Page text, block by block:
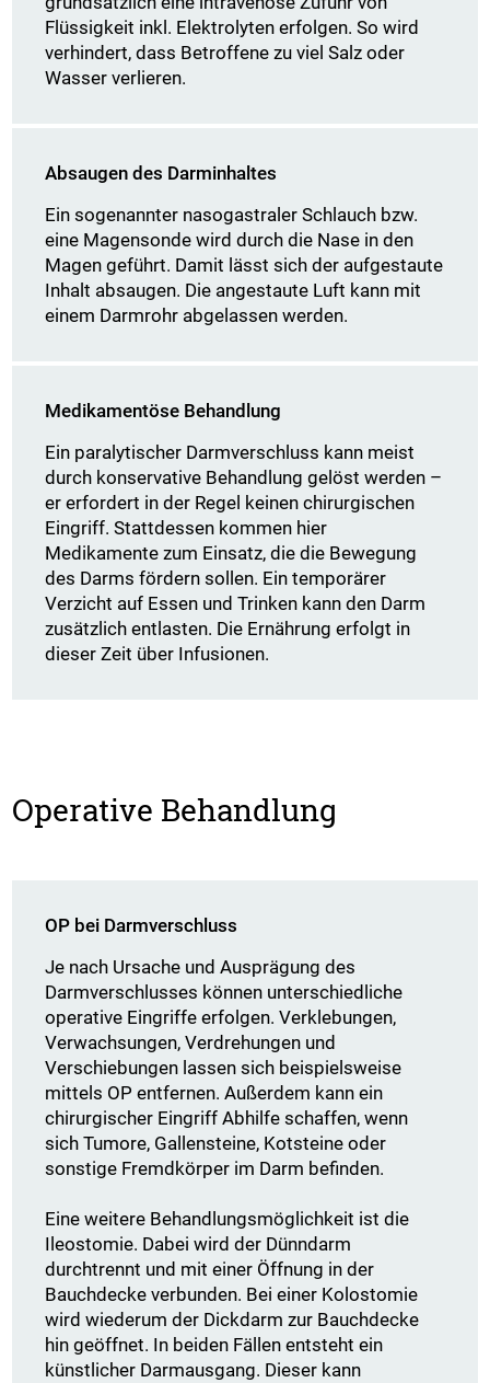
Flüssigkeit inkl. Elektrolyten erfolgen. So wird
verhindert, dass Betroffene zu viel Salz oder
Wasser verlieren.
Absaugen des Darminhaltes
Ein sogenannter nasogastraler Schlauch bzw.
eine Magensonde wird durch die Nase in den
Magen geführt. Damit lässt sich der aufgestaute
Inhalt absaugen. Die angestaute Luft kann mit
einem Darmrohr abgelassen werden.
Medikamentöse Behandlung
Ein paralytischer Darmverschluss kann meist
durch konservative Behandlung gelöst werden –
er erfordert in der Regel keinen chirurgischen
Eingriff. Stattdessen kommen hier
Medikamente zum Einsatz, die die Bewegung
des Darms fördern sollen. Ein temporärer
Verzicht auf Essen und Trinken kann den Darm
zusätzlich entlasten. Die Ernährung erfolgt in
dieser Zeit über Infusionen.
Operative Behandlung
OP bei Darmverschluss
Je nach Ursache und Ausprägung des
Darmverschlusses können unterschiedliche
operative Eingriffe erfolgen. Verklebungen,
Verwachsungen, Verdrehungen und
Verschiebungen lassen sich beispielsweise
mittels OP entfernen. Außerdem kann ein
chirurgischer Eingriff Abhilfe schaffen, wenn
sich Tumore, Gallensteine, Kotsteine oder
sonstige Fremdkörper im Darm befinden.
Eine weitere Behandlungsmöglichkeit ist die
Ileostomie. Dabei wird der Dünndarm
durchtrennt und mit einer Öffnung in der
Bauchdecke verbunden. Bei einer Kolostomie
wird wiederum der Dickdarm zur Bauchdecke
hin geöffnet. In beiden Fällen entsteht ein
künstlicher Darmausgang. Dieser kann